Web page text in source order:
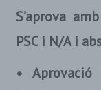
S’aprova
PSC i N/A i
•